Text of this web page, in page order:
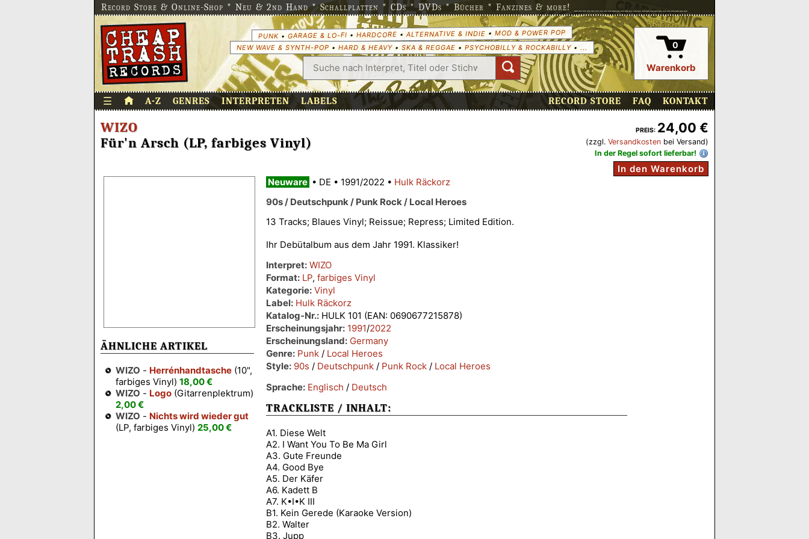
Record Store & Online-Shop * Neu & 2nd Hand * Schallplatten * CDs * DVDs * Bücher * Fanzines & more! ___________________________
PUNK• GARAGE & LO-FI • HARDCORE • ALTERNATIVE & INDIE • MOD & POWER POP
NEW WAVE & SYNTH-POP • HARD & HEAVY• SKA & REGGAE • PSYCHOBILLY & ROCKABILLY• ... 0
Warenkorb
☰ A-Z GENRES INTERPRETEN LABELS RECORD STORE FAQ KONTAKT
PREIS: 24,00 €
(zzgl. Versandkosten bei Versand)
In der Regel sofort lieferbar!
In den Warenkorb
WIZO
Für'n Arsch (LP, farbiges Vinyl)
ÄHNLICHE ARTIKEL
WIZO - Herrénhandtasche (10",
farbiges Vinyl) 18,00 €
WIZO - Logo (Gitarrenplektrum)
2,00 €
WIZO - Nichts wird wieder gut
(LP, farbiges Vinyl) 25,00 €
Neuware • DE • 1991/2022 • Hulk Räckorz
90s / Deutschpunk / Punk Rock / Local Heroes
13 Tracks; Blaues Vinyl; Reissue; Repress; Limited Edition.
Ihr Debütalbum aus dem Jahr 1991. Klassiker!
Interpret: WIZO
Format: LP, farbiges Vinyl
Kategorie: Vinyl
Label: Hulk Räckorz
Katalog-Nr.: HULK 101 (EAN: 0690677215878)
Erscheinungsjahr: 1991/2022
Erscheinungsland: Germany
Genre: Punk / Local Heroes
Style: 90s / Deutschpunk / Punk Rock / Local Heroes
Sprache: Englisch / Deutsch
TRACKLISTE / INHALT:
A1. Diese Welt
A2. I Want You To Be Ma Girl
A3. Gute Freunde
A4. Good Bye
A5. Der Käfer
A6. Kadett B
A7. K•I•K III
B1. Kein Gerede (Karaoke Version)
B2. Walter
B3. Jupp